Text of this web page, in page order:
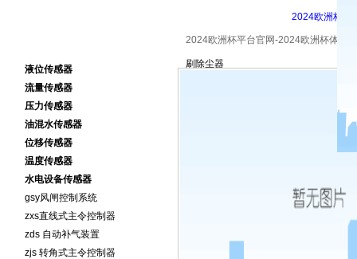
体育官网
2024欧洲杯平
中心
液位传感器
流量传感器
压力传感器
油混水传感器
位移传感器
温度传感器
水电设备传感器
gsy风闸控制系统
zxs直线式主令控制器
zds 自动补气装置
zjs 转角式主令控制器
2024欧洲杯平台官网-2024欧洲杯体育
刷除尘器